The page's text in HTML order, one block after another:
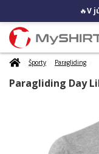
🔥V
Športy Paragliding
Paragliding Day